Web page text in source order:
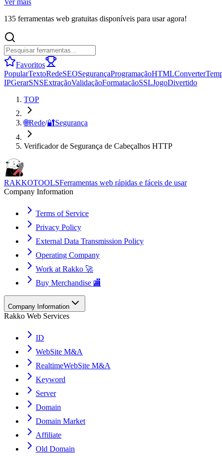
135 ferramentas web gratuitas disponíveis para usar agora!
Favoritos
PopularTextoRedeSEOSegurançaProgramaçãoHTMLConverter
IPGerarSNSExtraçãoValidaçãoFormataçãoSSLJogoDivertido
TOP
🌐Rede/🔐Segurança
Verificador de Segurança de Cabeçalhos HTTP
RAKKOTOOLSFerramentas web rápidas e fáceis de usar
Company Information
Terms of Service
Privacy Policy
External Data Transmission Policy
Operating Company
Work at Rakko 🚀
Buy Merchandise 🏬
Company Information
Rakko Web Services
ID
WebSite M&A
RealtimeWebSite M&A
Keyword
Server
Domain
Domain Market
Affiliate
Old Domain